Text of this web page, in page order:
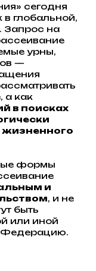
сегодня
глобальной,
Запрос на
урны,
—
а как
в поисках
формы
и
, и не
быть
или иной
Федерацию.